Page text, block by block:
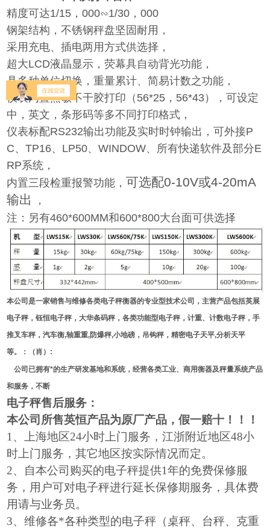
精度可达1/15，000∽1/30，000
钢架结构，不锈钢秤盘坚固耐用，
采用充电、插电两用方式供选择，
超大LCD液晶显示，荧幕具自动背光功能，
具多种单位切换，重量累计、简易计数之功能，
仪表内置热敏不干胶打印（56*25，56*43），可设定
中，英文，条形码等多不同打印格式，
仪表标配RS232输出功能及实时时钟输出，可外接P
C、TP16、LP50、WINDOW、所有快递软件及部分E
RP系统，
内置三段检重报警功能， 可选配0-10V或4-20mA
输出
，
注：另有460*600MM和600*800大台面可供选择
本公司是一家销售与维修各类电子秤衡器的专业型技术公司，主营产品包括英展
电子秤，钰恒电子秤，大华条码秤，各类功能型电子秤，计重、计数电子秤，手
推叉车秤，汽车衡,轴重重,防爆秤,小地磅，吊钩秤，精密电子天平,分析天平
等。：（肖）:
公司已拥有*的生产研发基地和系统，经营各类工业、商用衡器及秤量系统产品
和服务，不断
电子秤售后服务：
本公司所售英恒产品为原厂产品，假一赔十！！！
1、上海地区24小时上门服务，江浙附近地区48小
时上门服务，其它地区按实际情况而定。
2、自本公司购买的电子秤提供1年的免费保修服
务，用户可对电子秤进行延长保修期服务，具体费
用请与业务员。
3、维修各*各种类型的电子秤（桌秤、台秤、克重